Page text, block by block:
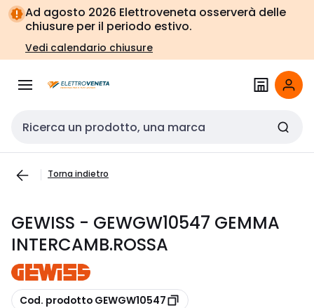
Vai alla
navigazione
Vai
alla
pagina
Ad agosto 2026 Elettroveneta osserverà delle
chiusure per il periodo estivo.
Vedi calendario chiusure
Cerca input
Torna indietro
GEWISS - GEWGW10547 GEMMA
INTERCAMB.ROSSA
copia
Cod. prodotto GEWGW10547